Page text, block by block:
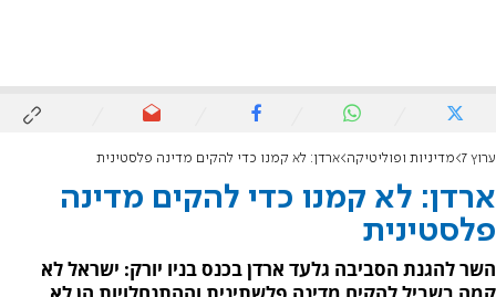
ערוץ 7 מדיניות ופוליטיקה ארדן: לא קמנו כדי להקים מדינה פלסטינית
ארדן: לא קמנו כדי להקים מדינה
פלסטינית
השר להגנת הסביבה גלעד ארדן בכנס בניו יורק: ישראל לא